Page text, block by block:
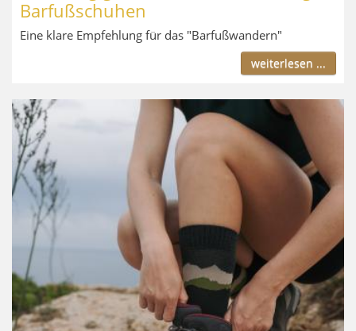
Barfußschuhen
Eine klare Empfehlung für das "Barfußwandern"
weiterlesen ...